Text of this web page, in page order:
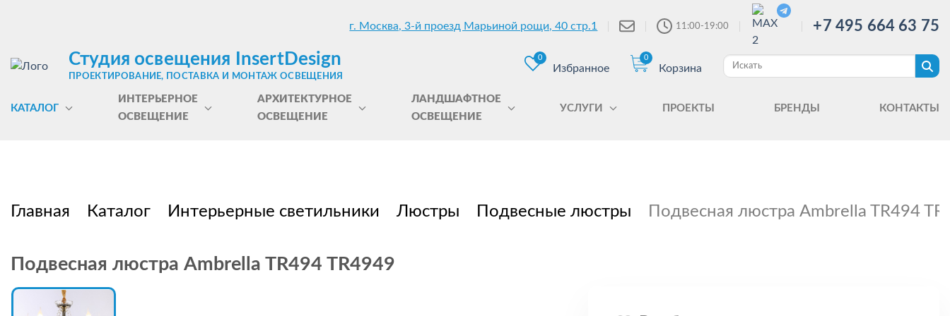
г. Москва, 3-й проезд Марьиной рощи, 40 стр.1 11:00-19:00 +7 495 664 63 75
Студия освещения InsertDesign
ПРОЕКТИРОВАНИЕ, ПОСТАВКА И МОНТАЖ ОСВЕЩЕНИЯ
0
Избранное
0
Корзина
КАТАЛОГ
ИНТЕРЬЕРНОЕ
ОСВЕЩЕНИЕ
АРХИТЕКТУРНОЕ
ОСВЕЩЕНИЕ
ЛАНДШАФТНОЕ
ОСВЕЩЕНИЕ
УСЛУГИ ПРОЕКТЫ БРЕНДЫ КОНТАКТЫ
Главная Каталог Интерьерные светильники Люстры Подвесные люстры Подвесная люстра Ambrella TR494
Подвесная люстра Ambrella TR494 TR4949